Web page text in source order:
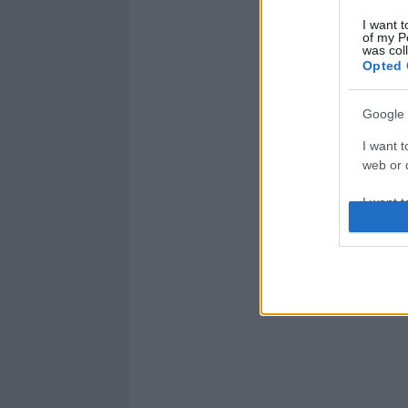
I want
of my
was
Opted
Google
I want
web or
I want
web or
I want